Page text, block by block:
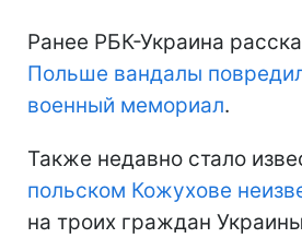
Ранее РБК-Украина
Польше вандалы
военный мемориал.
Также недавно стало
польском Кожухове
на троих граждан